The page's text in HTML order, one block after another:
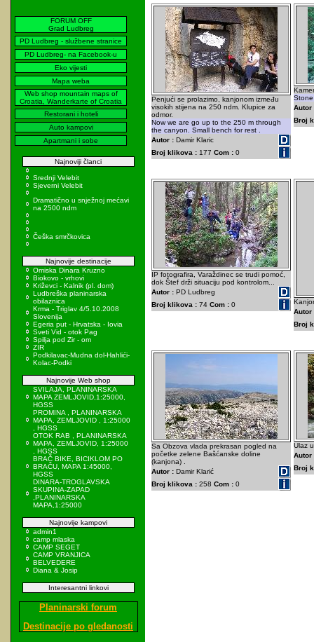
FORUM OFF
Grad Ludbreg
PD Ludbreg - službene stranice
PD Ludbreg- na Facebook-u
Eko vijesti
Mapa weba
Web shop mountain maps of
Croatia, Wanderkarte of Croatia
Restorani i hoteli
Auto kampovi
Apartmani i sobe
Najnoviji članci
Srednji Velebit
Sjeverni Velebit
Dramatično u snježnoj mećavi
na 2500 ndm
Češka smrčkovica
Najnovije destinacije
Omiska Dinara Kruzno
Biokovo - vrhovi
Križevci - Kalnik (pl. dom)
Ludbreška planinarska
obilaznica
Krma - Triglav 4/5.10.2008
Slovenija
Egeria put - Hrvatska - Iovia
Sveti Vid - otok Pag
Spilja pod Zir - om
ZIR
Podkilavac-Mudna dol-Hahlići-
Kolac-Podki
Najnovije Web shop
SVILAJA, PLANINARSKA
MAPA ZEMLJOVID,1:25000,
HGSS
PROMINA , PLANINARSKA
MAPA, ZEMLJOVID , 1:25000
, HGSS
OTOK RAB , PLANINARSKA
MAPA, ZEMLJOVID, 1:25000
, HGSS
BRAČ BIKE, BICIKLOM PO
BRAČU, MAPA 1:45000,
HGSS
DINARA-TROGLAVSKA
SKUPINA-ZAPAD
,PLANINARSKA
MAPA,1:25000
Najnovije kampovi
admin1
camp mlaska
CAMP SEGET
CAMP VRANJICA
BELVEDERE
Diana & Josip
Interesantni linkovi
Planinarski forum
Destinacije po gledanosti
Penjući se prolazimo, kanjonom između
visokih stijena na 250 ndm. Klupice za
odmor.
Now we are go up to the 250 m through
the canyon. Small bench for rest .
Autor : Damir Klaric
Broj klikova : 177 Com : 0
Autor
Broj
IP fotografira, Varaždinec se trudi pomoć,
dok Štef drži situaciju pod kontrolom...
Autor : PD Ludbreg
Broj klikova : 74 Com : 0
Autor
Broj
Sa Obzova vlada prekrasan pogled na
početke zelene Bašćanske doline
(kanjona) .
Autor : Damir Klarić
Broj klikova : 258 Com : 0
Ulaz
Autor
Broj